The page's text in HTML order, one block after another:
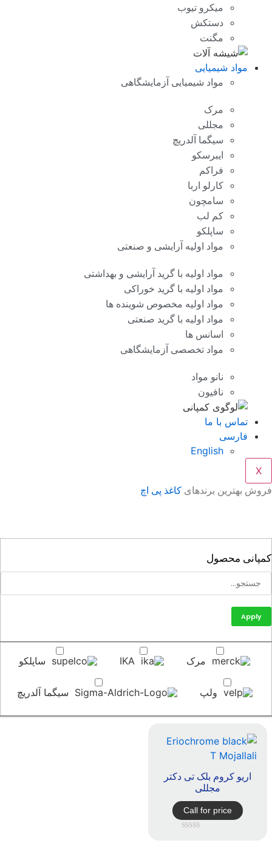
میکرو تیوب
دستکش
مگنت
مواد شیمیایی
مواد شیمیایی آزمایشگاهی
مرک
مجللی
سیگما آلدریچ
ایبرسکو
فراکم
کارلو اربا
سامچون
کم لب
ساپلکو
مواد اولیه آرایشی و صنعتی
مواد اولیه با گرید آرایشی و بهداشتی
مواد اولیه با گرید خوراکی
مواد اولیه مخصوص شوینده ها
مواد اولیه با گرید صنعتی
اسانس ها
مواد تخصصی آزمایشگاهی
نانو مواد
نافیون
تماس با ما
فارسی
English
بهترین برندهایکاغذ پی اچ
محصول
Apply
مرک IKA ساپلکو
ولپ سیگما آلدریچ
اريو کروم بلک تی دکتر
مجللی
Call for price